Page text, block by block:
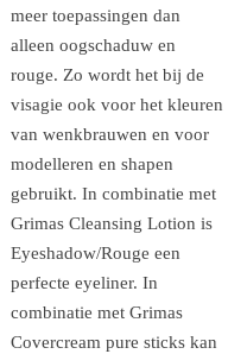
meer toepassingen dan
alleen oogschaduw en
rouge. Zo wordt het bij de
visagie ook voor het kleuren
van wenkbrauwen en voor
modelleren en shapen
gebruikt. In combinatie met
Grimas Cleansing Lotion is
Eyeshadow/Rouge een
perfecte eyeliner. In
combinatie met Grimas
Covercream pure sticks kan